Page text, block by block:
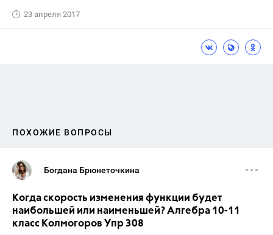
23 апреля 2017
ПОХОЖИЕ ВОПРОСЫ
Богдана Брюнеточкина
Когда скорость изменения функции будет
наибольшей или наименьшей? Алгебра 10-11
класс Колмогоров Упр 308